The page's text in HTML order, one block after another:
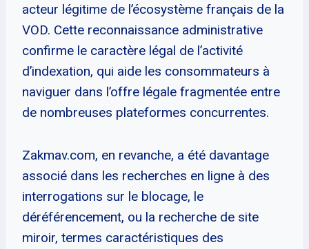
acteur légitime de l’écosystème français de la
VOD. Cette reconnaissance administrative
confirme le caractère légal de l’activité
d’indexation, qui aide les consommateurs à
naviguer dans l’offre légale fragmentée entre
de nombreuses plateformes concurrentes.
Zakmav.com, en revanche, a été davantage
associé dans les recherches en ligne à des
interrogations sur le blocage, le
déréférencement, ou la recherche de site
miroir, termes caractéristiques des